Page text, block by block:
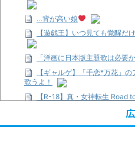
…背が高い娘
【遊戯王】いつ見ても覚醒だ
「洋画に日本版主題歌は必要
【ギャルゲ】「千恋*万花」
歌うよ！
【R-18】真・女神転生 Road
【画像】この女優さん、可愛す